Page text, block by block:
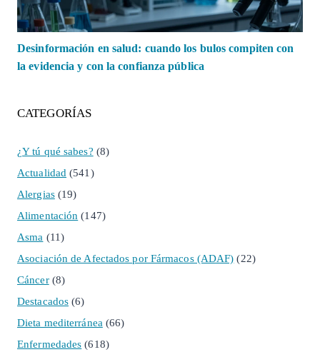
Desinformación en salud: cuando los bulos compiten con
la evidencia y con la confianza pública
CATEGORÍAS
¿Y tú qué sabes? (8)
Actualidad (541)
Alergias(19)
Alimentación (147)
Asma (11)
Asociación de Afectados por Fármacos (ADAF) (22)
Cáncer(8)
Destacados (6)
Dieta mediterránea (66)
Enfermedades (618)